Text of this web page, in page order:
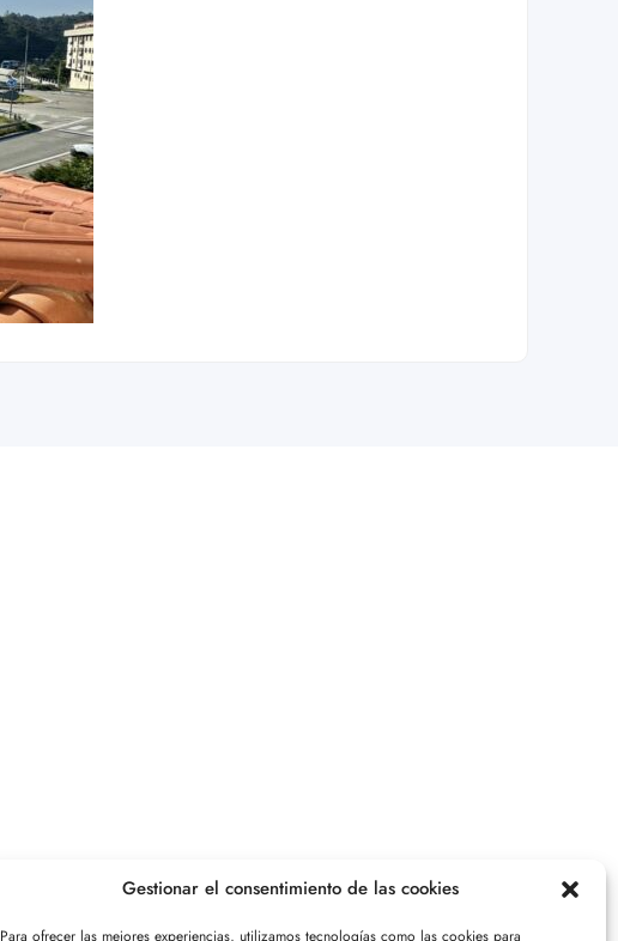
Gestionar el consentimiento de las cookies
Para ofrecer las mejores experiencias, utilizamos tecnologías como las cookies para